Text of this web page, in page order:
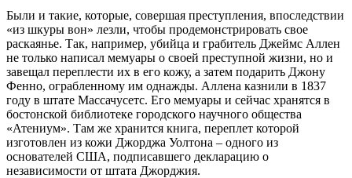
Были и такие, которые, совершая преступления, впоследствии
«из шкуры вон» лезли, чтобы продемонстрировать свое
раскаянье. Так, например, убийца и грабитель Джеймс Аллен
не только написал мемуары о своей преступной жизни, но и
завещал переплести их в его кожу, а затем подарить Джону
Фенно, ограбленному им однажды. Аллена казнили в 1837
году в штате Массачусетс. Его мемуары и сейчас хранятся в
бостонской библиотеке городского научного общества
«Атениум». Там же хранится книга, переплет которой
изготовлен из кожи Джорджа Уолтона – одного из
основателей США, подписавшего декларацию о
независимости от штата Джорджия.